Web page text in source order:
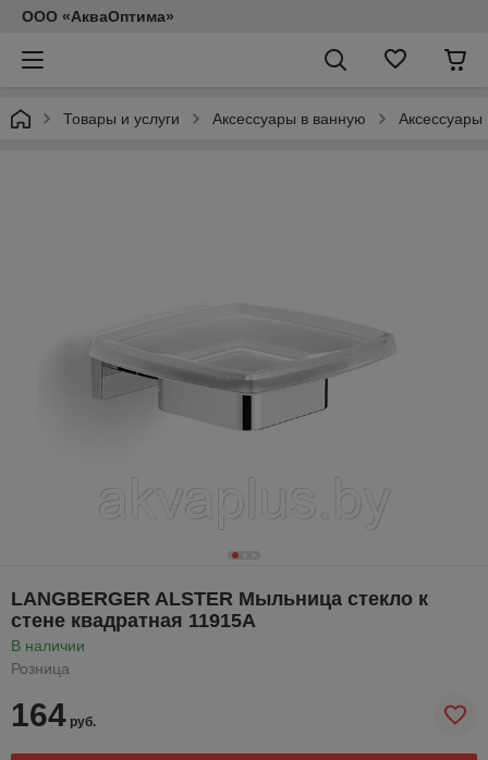
ООО «АкваОптима»
Товары и услуги Аксессуары в ванную
LANGBERGER ALSTER Мыльница стекло к
стене квадратная 11915A
В наличии
Розница
164 руб.